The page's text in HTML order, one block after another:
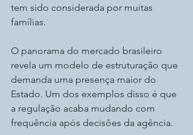
tem sido considerada por muitas
famílias.
O panorama do mercado brasileiro
revela um modelo de estruturação que
demanda uma presença maior do
Estado. Um dos exemplos disso é que
a regulação acaba mudando com
frequência após decisões da agência.